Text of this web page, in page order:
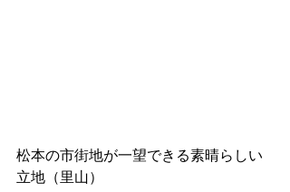
松本の市街地が一望できる素晴らしい
立地（里山）